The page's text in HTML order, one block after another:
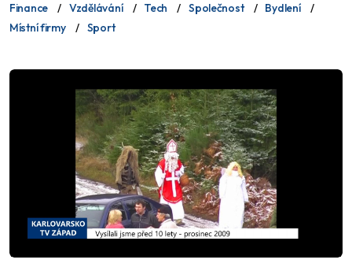
Finance
Vzdělávání Tech Společnost
Bydlení
Místní firmy
Sport